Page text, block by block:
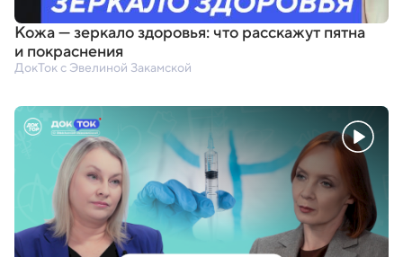
Кожа — зеркало здоровья: что расскажут пятна
и покраснения
ДокТок с Эвелиной Закамской